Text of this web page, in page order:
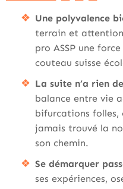
Une polyvalence
terrain et attention
pro ASSP une
couteau suisse
La suite n’a rien
balance entre vie
bifurcations folles,
jamais trouvé la
son chemin.
Se démarquer
ses expériences,